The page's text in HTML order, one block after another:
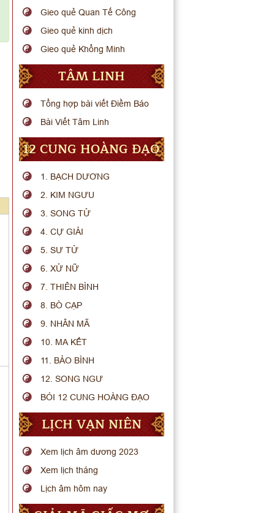
Gieo quẻ Quan Tế Công
Gieo quẻ kinh dịch
Gieo quẻ Khổng Minh
TÂM LINH
Tổng hợp bài viết Điềm Báo
Bài Viết Tâm Linh
12 CUNG HOÀNG ĐẠO
1. BẠCH DƯƠNG
2. KIM NGƯU
3. SONG TỬ
4. CỰ GIẢI
5. SƯ TỬ
6. XỬ NỮ
7. THIÊN BÌNH
8. BÒ CẠP
9. NHÂN MÃ
10. MA KẾT
11. BẢO BÌNH
12. SONG NGƯ
BÓI 12 CUNG HOÀNG ĐẠO
LỊCH VẠN NIÊN
Xem lịch âm dương 2023
Xem lịch tháng
Lịch âm hôm nay